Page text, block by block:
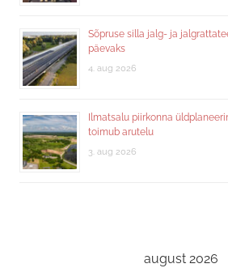
Sõpruse silla jalg- ja
päevaks
4. aug 2026
Ilmatsalu piirkonna
toimub arutelu
3. aug 2026
august 2026